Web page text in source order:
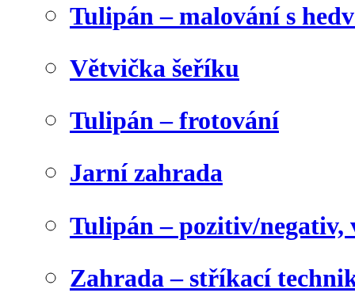
Tulipán – malování s
Větvička šeříku
Tulipán – frotování
Jarní zahrada
Tulipán – pozitiv/negativ,
Zahrada – stříkací